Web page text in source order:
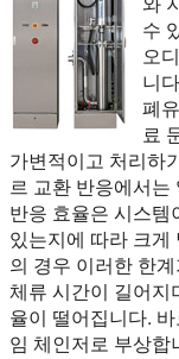
수
오
니
폐
료
가변적이고 처리하
르 교환 반응에서는
반응 효율은 시스템
있는지에 따라 크
의 경우 이러한 한
체류 시간이 길어지
율이 떨어집니다.
임 체인저로 부상합